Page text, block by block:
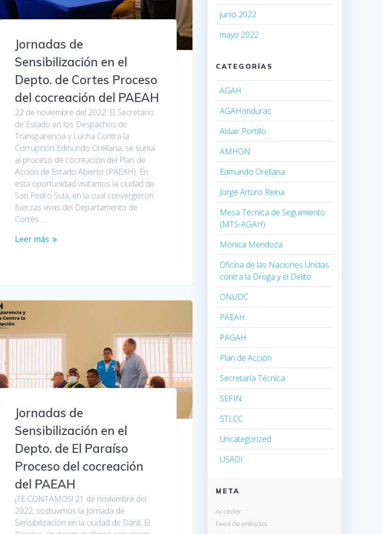
Jornadas de
Sensibilización en el
Depto. de Cortes Proceso
del cocreación del PAEAH
22 de noviembre del 2022. El Secretario
de Estado en los Despachos de
Transparencia y Lucha Contra la
Corrupción Edmundo Orellana, se suma
al proceso de cocreación del Plan de
Acción de Estado Abierto (PAEAH). En
esta oportunidad visitamos la ciudad de
San Pedro Sula, en la cual convergieron
fuerzas vivas del Departamento de
Cortés.…
Leer más
Jornadas de
Sensibilización en el
Depto. de El Paraíso
Proceso del cocreación
del PAEAH
¡TE CONTAMOS! 21 de noviembre del
2022, sostuvimos la Jornada de
Sensibilización en la ciudad de Danlí, El
junio 2022
mayo 2022
CATEGORÍAS
AGAH
AGAHonduras
Aldair Portillo
AMHON
Edmundo Orellana
Jorge Arturo Reína
Mesa Técnica de Seguimiento
(MTS-AGAH)
Monica Mendoza
Oficina de las Naciones Unidas
contra la Droga y el Delito
ONUDC
PAEAH
PAGAH
Plan de Acción
Secretaría Técnica
SEFIN
STLCC
Uncategorized
USADI
META
Acceder
Feed de entradas